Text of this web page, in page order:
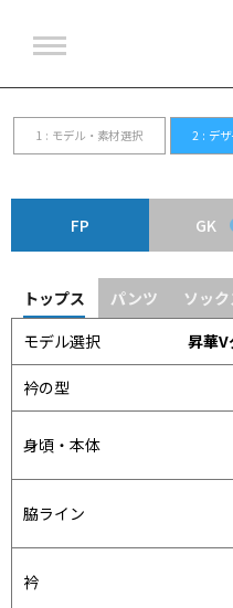
アウター
Tシャツ・ポロシャツ
ビブス